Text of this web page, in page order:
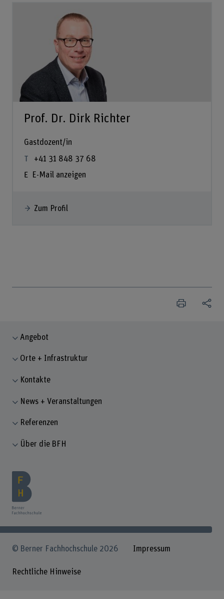
Prof. Dr. Dirk Richter
Gastdozent/in
+41 31 848 37 68
E-Mail anzeigen
Zum Profil
Angebot
Orte + Infrastruktur
Kontakte
News + Veranstaltungen
Referenzen
Über die BFH
© Berner Fachhochschule 2026 Impressum
Rechtliche Hinweise